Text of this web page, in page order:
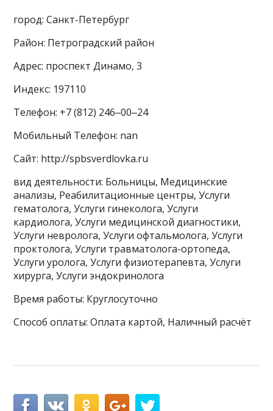
город: Санкт-Петербург
Район: Петроградский район
Адрес: проспект Динамо, 3
Индекс: 197110
Телефон: +7 (812) 246‒00‒24
Мобильный Телефон: nan
Сайт: http://spbsverdlovka.ru
вид деятельности: Больницы, Медицинские
анализы, Реабилитационные центры, Услуги
гематолога, Услуги гинеколога, Услуги
кардиолога, Услуги медицинской диагностики,
Услуги невролога, Услуги офтальмолога, Услуги
проктолога, Услуги травматолога-ортопеда,
Услуги уролога, Услуги физиотерапевта, Услуги
хирурга, Услуги эндокринолога
Время работы: Круглосуточно
Способ оплаты: Оплата картой, Наличный расчёт